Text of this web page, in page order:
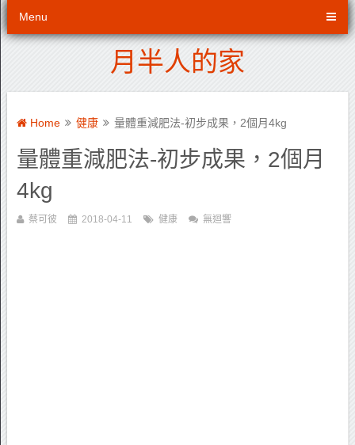
Menu
月半人的家
Home 健康 量體重減肥法-初步成果，2個月4kg
量體重減肥法-初步成果，2個月
4kg
蔡可彼 2018-04-11 健康 無迴響